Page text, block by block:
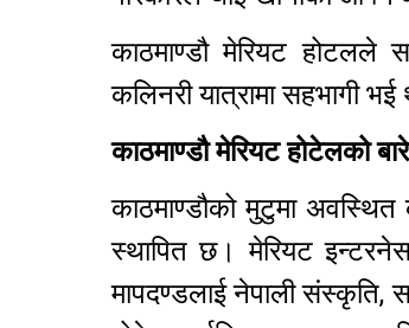
काठमाण्डौ मेरियट होटलले
कलिनरी यात्रामा सहभागी
काठमाण्डौ मेरियट होटेलको
काठमाण्डौको मुटुमा
स्थापित छ। मेरियट
मापदण्डलाई नेपाली